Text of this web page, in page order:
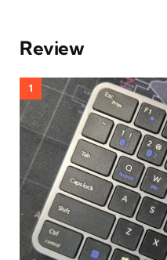
Review